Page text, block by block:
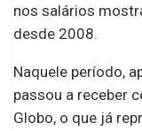
nos salários
desde 2008.
Naquele período,
passou a receber
Globo, o que já